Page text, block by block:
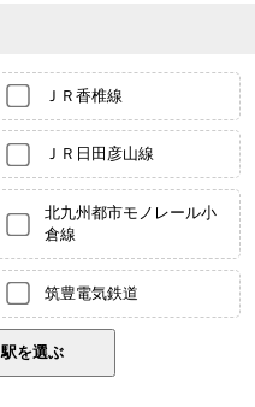
ＪＲ香椎線
ＪＲ日田彦山線
北九州都市モノレール小
倉線
筑豊電気鉄道